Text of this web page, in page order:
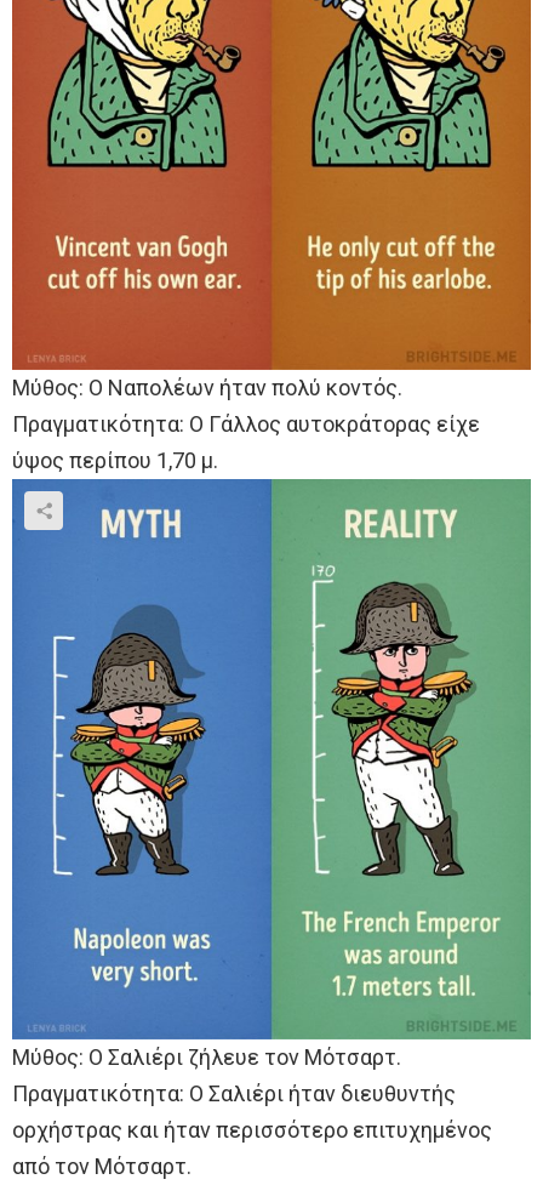
Μύθος: Ο Ναπολέων ήταν πολύ κοντός.
Πραγματικότητα: Ο Γάλλος αυτοκράτορας είχε
ύψος περίπου 1,70 μ.
Μύθος: Ο Σαλιέρι ζήλευε τον Μότσαρτ.
Πραγματικότητα: Ο Σαλιέρι ήταν διευθυντής
ορχήστρας και ήταν περισσότερο επιτυχημένος
από τον Μότσαρτ.